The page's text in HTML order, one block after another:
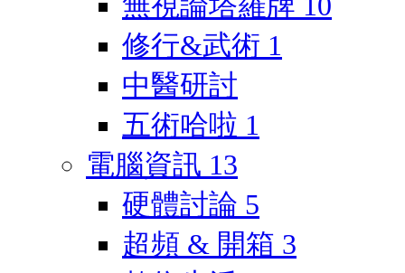
修行&武術 1
中醫研討
五術哈啦 1
電腦資訊 13
硬體討論 5
超頻 & 開箱 3